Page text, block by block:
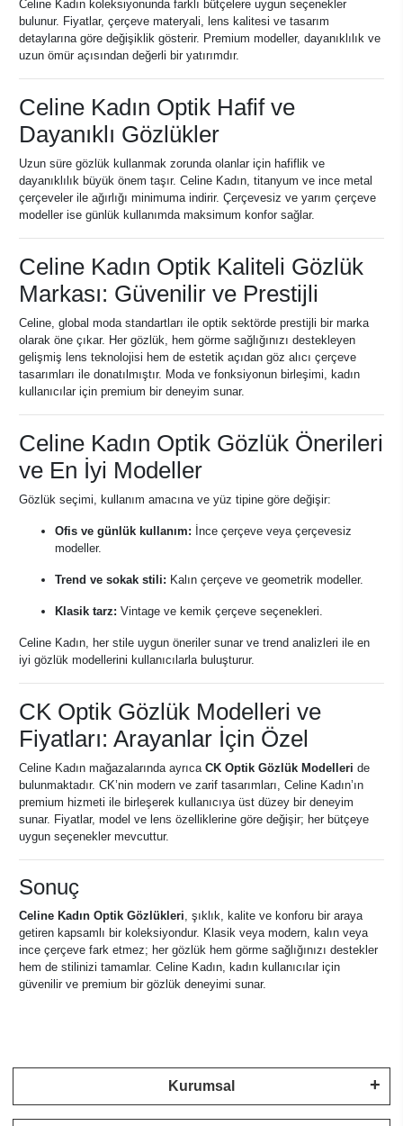
Celine Kadın koleksiyonunda farklı bütçelere uygun seçenekler
bulunur. Fiyatlar, çerçeve materyali, lens kalitesi ve tasarım
detaylarına göre değişiklik gösterir. Premium modeller, dayanıklılık ve
uzun ömür açısından değerli bir yatırımdır.
Celine Kadın Optik Hafif ve
Dayanıklı Gözlükler
Uzun süre gözlük kullanmak zorunda olanlar için hafiflik ve
dayanıklılık büyük önem taşır. Celine Kadın, titanyum ve ince metal
çerçeveler ile ağırlığı minimuma indirir. Çerçevesiz ve yarım çerçeve
modeller ise günlük kullanımda maksimum konfor sağlar.
Celine Kadın Optik Kaliteli Gözlük
Markası: Güvenilir ve Prestijli
Celine, global moda standartları ile optik sektörde prestijli bir marka
olarak öne çıkar. Her gözlük, hem görme sağlığınızı destekleyen
gelişmiş lens teknolojisi hem de estetik açıdan göz alıcı çerçeve
tasarımları ile donatılmıştır. Moda ve fonksiyonun birleşimi, kadın
kullanıcılar için premium bir deneyim sunar.
Celine Kadın Optik Gözlük Önerileri
ve En İyi Modeller
Gözlük seçimi, kullanım amacına ve yüz tipine göre değişir:
Ofis ve günlük kullanım: İnce çerçeve veya çerçevesiz
modeller.
Trend ve sokak stili: Kalın çerçeve ve geometrik modeller.
Klasik tarz: Vintage ve kemik çerçeve seçenekleri.
Celine Kadın, her stile uygun öneriler sunar ve trend analizleri ile en
iyi gözlük modellerini kullanıcılarla buluşturur.
CK Optik Gözlük Modelleri ve
Fiyatları: Arayanlar İçin Özel
Celine Kadın mağazalarında ayrıca CK Optik Gözlük Modelleri de
bulunmaktadır. CK’nin modern ve zarif tasarımları, Celine Kadın’ın
premium hizmeti ile birleşerek kullanıcıya üst düzey bir deneyim
sunar. Fiyatlar, model ve lens özelliklerine göre değişir; her bütçeye
uygun seçenekler mevcuttur.
Sonuç
Celine Kadın Optik Gözlükleri, şıklık, kalite ve konforu bir araya
getiren kapsamlı bir koleksiyondur. Klasik veya modern, kalın veya
ince çerçeve fark etmez; her gözlük hem görme sağlığınızı destekler
hem de stilinizi tamamlar. Celine Kadın, kadın kullanıcılar için
güvenilir ve premium bir gözlük deneyimi sunar.
Kurumsal